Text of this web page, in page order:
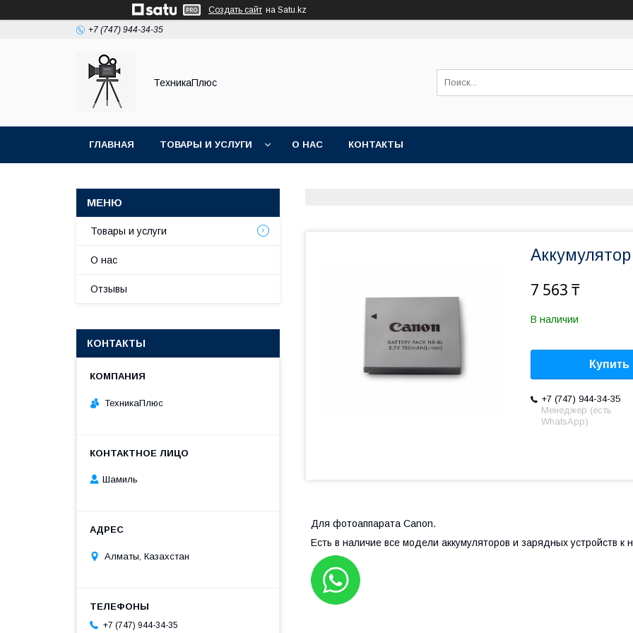
Создать сайт на Satu.kz
+7 (747) 944-34-35
ТехникаПлюс
ГЛАВНАЯ ТОВАРЫ И УСЛУГИ О НАС КОНТАКТЫ
7 563 ₸
В наличии
Купить
+7 (747) 944-34-35
Менеджер (есть
WhatsApp)
Для фотоаппарата Canon.
Есть в наличие все модели аккумуляторов и зарядных устройств к
Товары и услуги
О нас
Отзывы
КОНТАКТЫ
ТехникаПлюс
Шамиль
Алматы, Казахстан
+7 (747) 944-34-35